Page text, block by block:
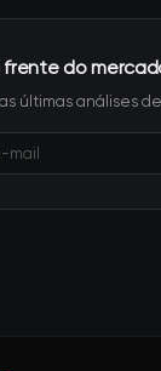
frente do
últimas análises